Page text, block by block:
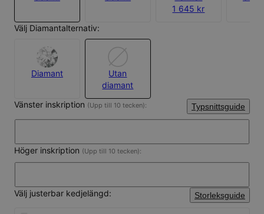
1 645 kr
Välj Diamantalternativ:
Diamant
Utan
diamant
Vänster inskription (Upp till 10 tecken): Typsnittsguide
Höger inskription (Upp till 10 tecken):
Välj justerbar kedjelängd: Storleksguide